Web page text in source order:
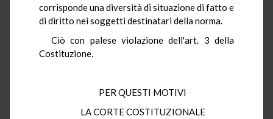
corrisponde una diversità di situazione di fatto e
di diritto nei soggetti destinatari della norma.
Ciò con palese violazione dell'art. 3 della
Costituzione.
PER QUESTI MOTIVI
LA CORTE COSTITUZIONALE